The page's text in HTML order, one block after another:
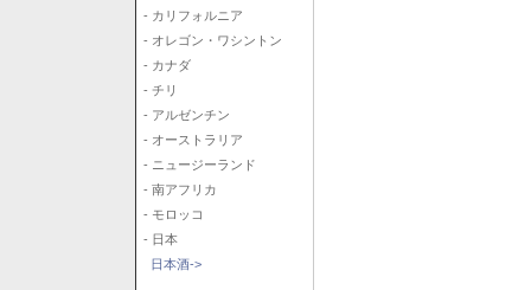
- カリフォルニア
- オレゴン・ワシントン
- カナダ
- チリ
- アルゼンチン
- オーストラリア
- ニュージーランド
- 南アフリカ
- モロッコ
- 日本
日本酒->